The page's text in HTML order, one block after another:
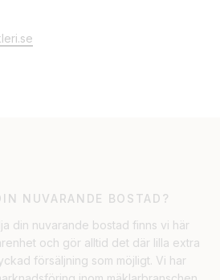
NUVARANDE BOSTAD?
din nuvarande bostad finns vi här
och gör alltid det där lilla extra
försäljning som möjligt. Vi har